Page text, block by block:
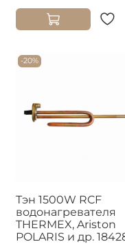
-20%
Тэн 1500W RCF
водонагревателя
THERMEX, Ariston
POLARIS и др.